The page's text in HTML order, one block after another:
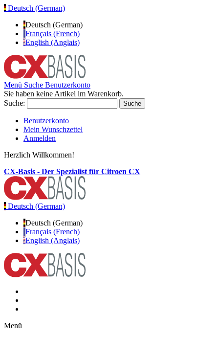
Deutsch (German)
Deutsch (German)
Français (French)
English (Anglais)
Menü Suche Benutzerkonto
Sie haben keine Artikel im Warenkorb.
Suche:
Suche
Benutzerkonto
Mein Wunschzettel
Anmelden
Herzlich Willkommen!
CX-Basis - Der Spezialist für Citroen CX
Deutsch (German)
Deutsch (German)
Français (French)
English (Anglais)
Menü